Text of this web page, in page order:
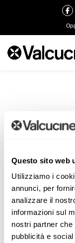
Questo sito web
Utilizziamo i
annunci, per
analizzare il
informazioni sul
nostri partner
pubblicità e